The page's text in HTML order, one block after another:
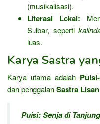
(musikalisasi).
Literasi Lokal:
Sulbar, seperti
luas.
Karya Sastra
Karya utama adalah
dan penggalanSastra Lisan
Puisi: Senja di